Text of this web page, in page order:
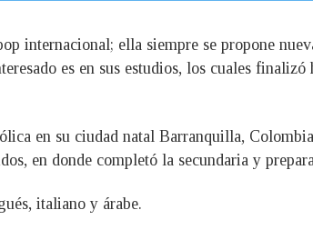
internacional; ella siempre se propone
es en sus estudios, los cuales finalizó
en su ciudad natal Barranquilla,
en donde completó la secundaria y
italiano y árabe.